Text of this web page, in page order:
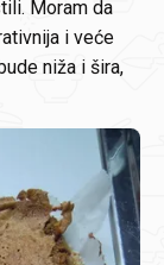
Moram da
i veće
niža i šira,